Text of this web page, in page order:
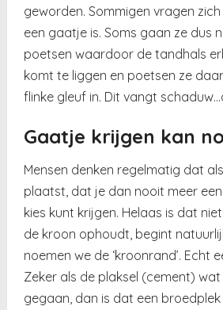
geworden. Sommigen vragen
een gaatje is. Soms gaan ze dus
poetsen waardoor de tandhals
komt te liggen en poetsen ze
flinke gleuf in. Dit vangt
Gaatje krijgen kan
Mensen denken regelmatig dat
plaatst, dat je dan nooit meer
kies kunt krijgen. Helaas is dat
de kroon ophoudt, begint
noemen we de ‘kroonrand’. Echt
Zeker als de plaksel (cement) wat
gegaan, dan is dat een